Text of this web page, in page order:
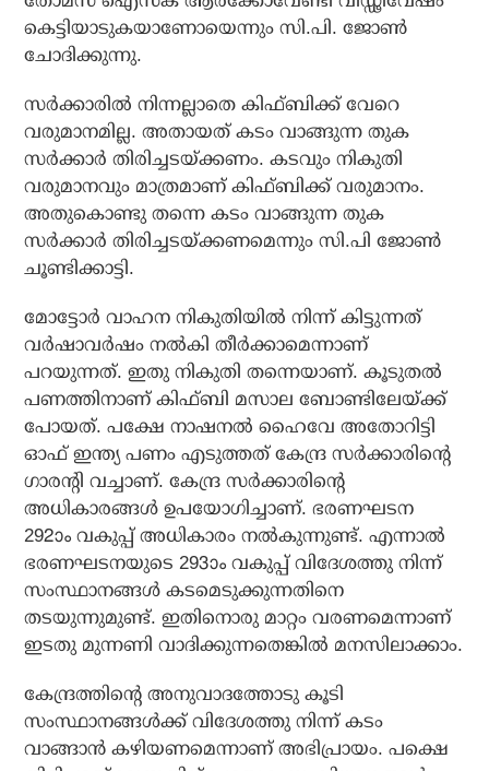
കെട്ടിയാടുകയാണോയെന്നും സി.പി. ജോണ്‍
ചോദിക്കുന്നു.
സര്‍ക്കാരില്‍ നിന്നല്ലാതെ കിഫ്ബിക്ക് വേറെ
വരുമാനമില്ല. അതായത് കടം വാങ്ങുന്ന തുക
സര്‍ക്കാര്‍ തിരിച്ചടയ്ക്കണം. കടവും നികുതി
വരുമാനവും മാത്രമാണ് കിഫ്ബിക്ക് വരുമാനം.
അതുകൊണ്ടു തന്നെ കടം വാങ്ങുന്ന തുക
സര്‍ക്കാര്‍ തിരിച്ചടയ്ക്കണമെന്നും സി.പി ജോണ്‍
ചൂണ്ടിക്കാട്ടി.
മോട്ടോര്‍ വാഹന നികുതിയില്‍ നിന്ന് കിട്ടുന്നത്
വര്‍ഷാവര്‍ഷം നല്‍കി തീര്‍ക്കാമെന്നാണ്
പറയുന്നത്. ഇതു നികുതി തന്നെയാണ്. കൂടുതല്‍
പണത്തിനാണ് കിഫ്ബി മസാല ബോണ്ടിലേയ്ക്ക്
പോയത്. പക്ഷേ നാഷനല്‍ ഹൈവേ അതോറിട്ടി
ഓഫ് ഇന്ത്യ പണം എടുത്തത് കേന്ദ്ര സര്‍ക്കാരിന്റെ
ഗാരന്റി വച്ചാണ്. കേന്ദ്ര സര്‍ക്കാരിന്റെ
അധികാരങ്ങള്‍ ഉപയോഗിച്ചാണ്. ഭരണഘടന
292ാം വകുപ്പ് അധികാരം നല്‍കുന്നുണ്ട്. എന്നാല്‍
ഭരണഘടനയുടെ 293ാം വകുപ്പ് വിദേശത്തു നിന്ന്
സംസ്ഥാനങ്ങള്‍ കടമെടുക്കുന്നതിനെ
തടയുന്നുമുണ്ട്. ഇതിനൊരു മാറ്റം വരണമെന്നാണ്
ഇടതു മുന്നണി വാദിക്കുന്നതെങ്കില്‍ മനസിലാക്കാം.
കേന്ദ്രത്തിന്റെ അനുവാദത്തോടു കൂടി
സംസ്ഥാനങ്ങള്‍ക്ക് വിദേശത്തു നിന്ന് കടം
വാങ്ങാന്‍ കഴിയണമെന്നാണ് അഭിപ്രായം. പക്ഷെ